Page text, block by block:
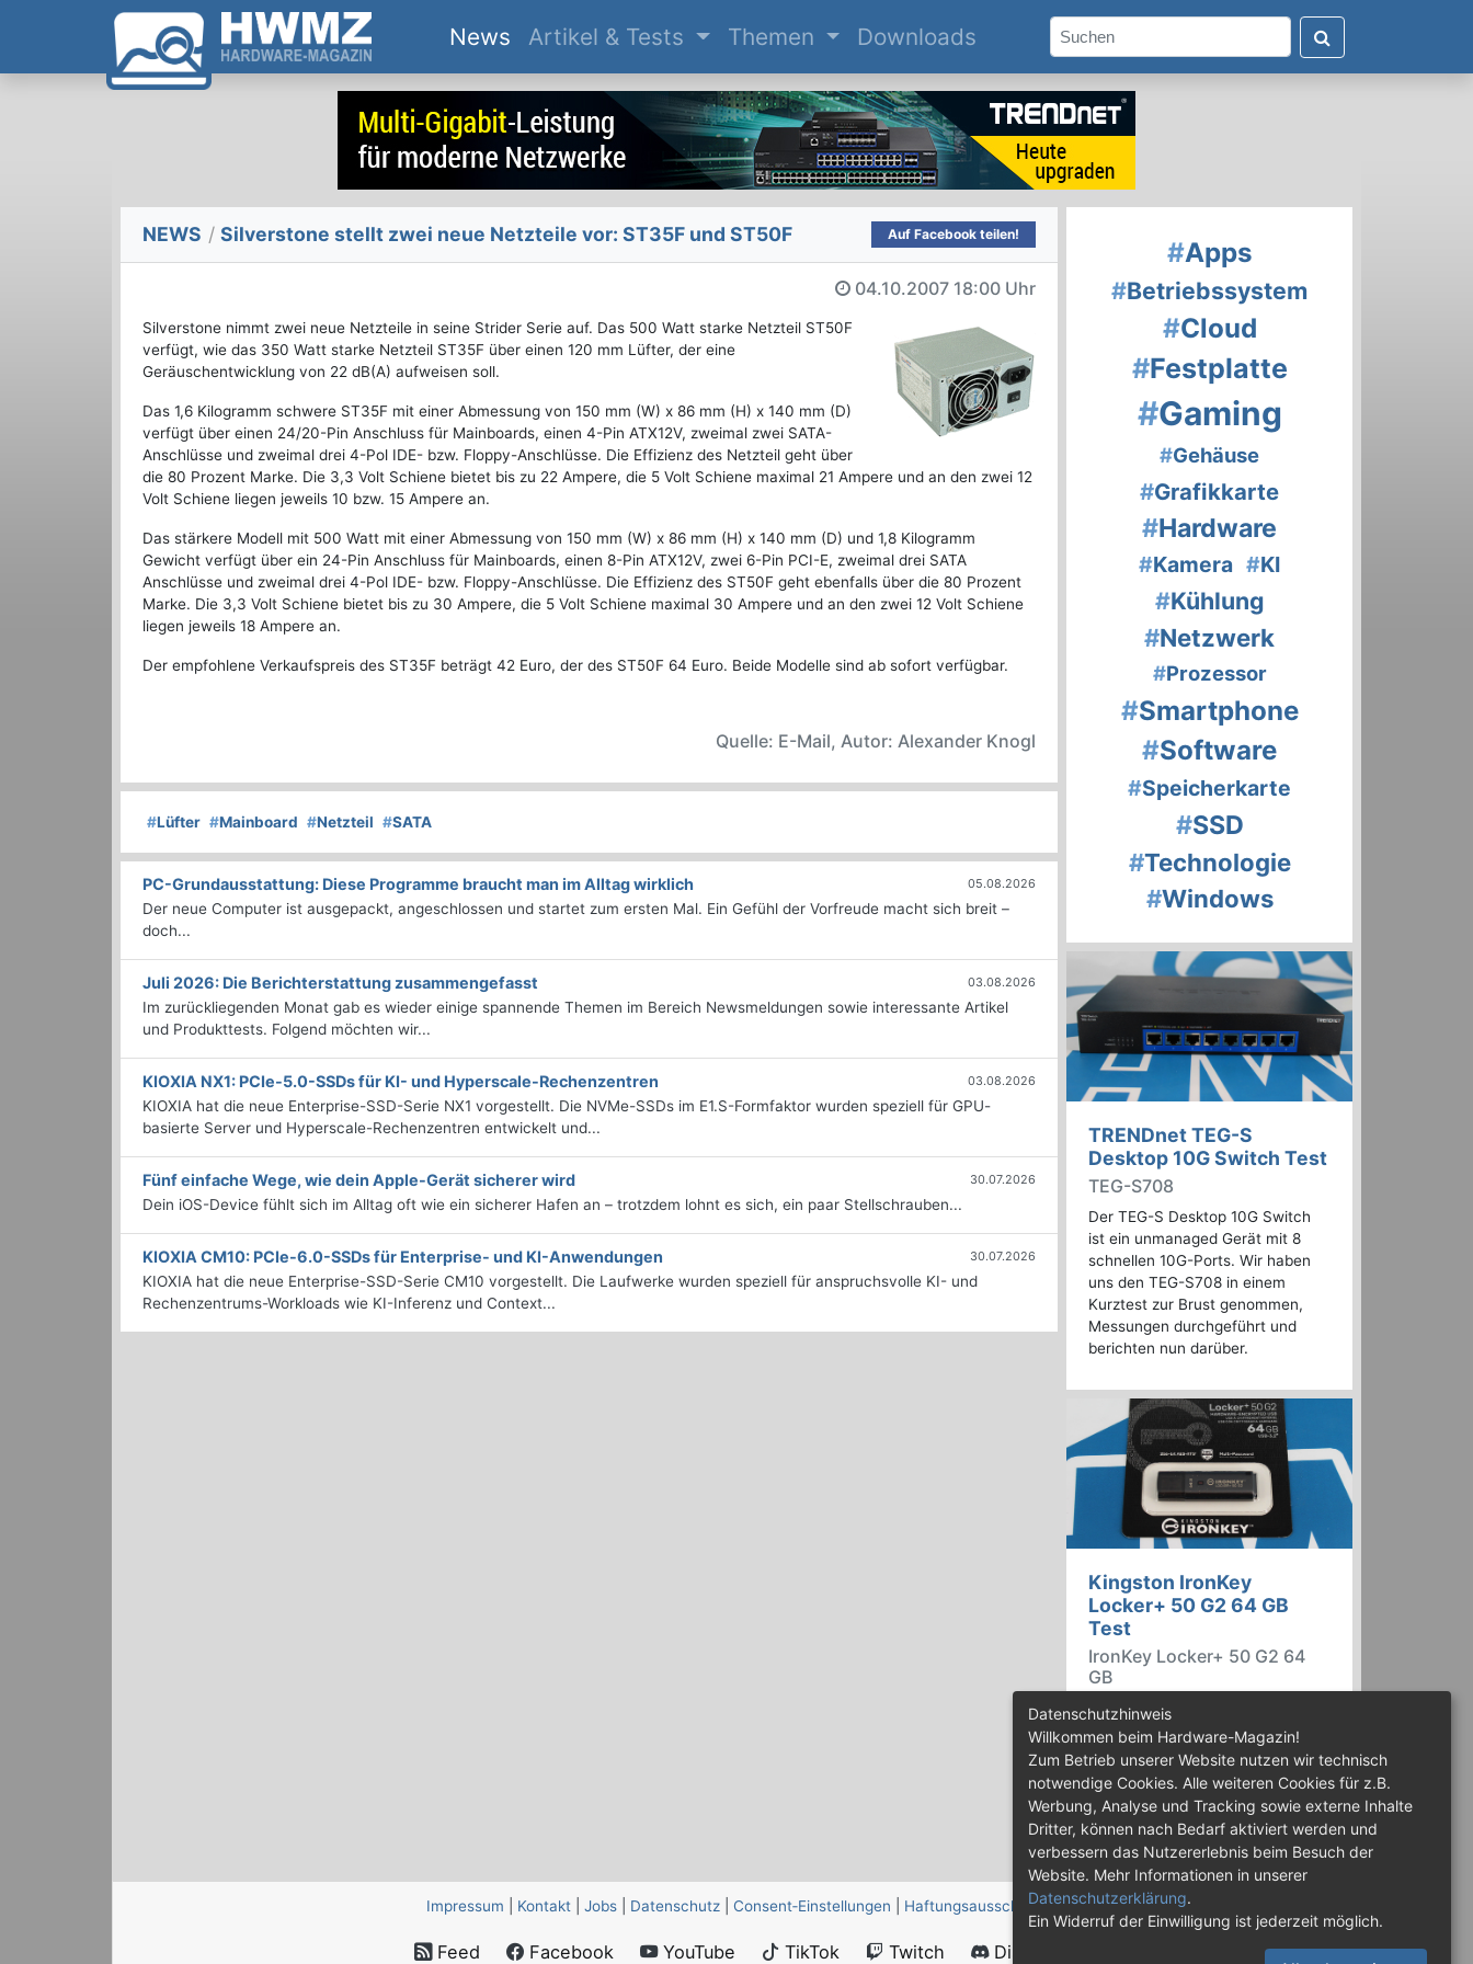
News(current)
Artikel & Tests Themen Downloads
NEWS / Silverstone stellt zwei neue Netzteile vor: ST35F und ST50F Auf Facebook teilen!
04.10.2007 18:00 Uhr
Silverstone nimmt zwei neue Netzteile in seine Strider Serie auf. Das 500 Watt starke Netzteil ST50F
verfügt, wie das 350 Watt starke Netzteil ST35F über einen 120 mm Lüfter, der eine
Geräuschentwicklung von 22 dB(A) aufweisen soll.
Das 1,6 Kilogramm schwere ST35F mit einer Abmessung von 150 mm (W) x 86 mm (H) x 140 mm (D)
verfügt über einen 24/20-Pin Anschluss für Mainboards, einen 4-Pin ATX12V, zweimal zwei SATA-
Anschlüsse und zweimal drei 4-Pol IDE- bzw. Floppy-Anschlüsse. Die Effizienz des Netzteil geht über
die 80 Prozent Marke. Die 3,3 Volt Schiene bietet bis zu 22 Ampere, die 5 Volt Schiene maximal 21 Ampere und an den zwei 12
Volt Schiene liegen jeweils 10 bzw. 15 Ampere an.
Das stärkere Modell mit 500 Watt mit einer Abmessung von 150 mm (W) x 86 mm (H) x 140 mm (D) und 1,8 Kilogramm
Gewicht verfügt über ein 24-Pin Anschluss für Mainboards, einen 8-Pin ATX12V, zwei 6-Pin PCI-E, zweimal drei SATA
Anschlüsse und zweimal drei 4-Pol IDE- bzw. Floppy-Anschlüsse. Die Effizienz des ST50F geht ebenfalls über die 80 Prozent
Marke. Die 3,3 Volt Schiene bietet bis zu 30 Ampere, die 5 Volt Schiene maximal 30 Ampere und an den zwei 12 Volt Schiene
liegen jeweils 18 Ampere an.
Der empfohlene Verkaufspreis des ST35F beträgt 42 Euro, der des ST50F 64 Euro. Beide Modelle sind ab sofort verfügbar.
Quelle: E-Mail, Autor: Alexander Knogl
#Lüfter #Mainboard #Netzteil #SATA
PC-Grundausstattung: Diese Programme braucht man im Alltag wirklich 05.08.2026
Der neue Computer ist ausgepackt, angeschlossen und startet zum ersten Mal. Ein Gefühl der Vorfreude macht sich breit –
doch...
Juli 2026: Die Bericht­erstattung zusammengefasst 03.08.2026
Im zurückliegenden Monat gab es wieder einige spannende Themen im Bereich Newsmeldungen sowie interessante Artikel
und Produkttests. Folgend möchten wir...
KIOXIA NX1: PCIe-5.0-SSDs für KI- und Hyperscale-Rechenzentren 03.08.2026
KIOXIA hat die neue Enterprise-SSD-Serie NX1 vorgestellt. Die NVMe-SSDs im E1.S-Formfaktor wurden speziell für GPU-
basierte Server und Hyperscale-Rechenzentren entwickelt und...
Fünf einfache Wege, wie dein Apple-Gerät sicherer wird 30.07.2026
Dein iOS-Device fühlt sich im Alltag oft wie ein sicherer Hafen an – trotzdem lohnt es sich, ein paar Stellschrauben...
KIOXIA CM10: PCIe-6.0-SSDs für Enterprise- und KI-Anwendungen 30.07.2026
KIOXIA hat die neue Enterprise-SSD-Serie CM10 vorgestellt. Die Laufwerke wurden speziell für anspruchsvolle KI- und
Rechenzentrums-Workloads wie KI-Inferenz und Context...
#Apps
#Betriebssystem
#Cloud
#Festplatte
#Gaming
#Gehäuse
#Grafikkarte
#Hardware
#Kamera #KI
#Kühlung
#Netzwerk
#Prozessor
#Smartphone
#Software
#Speicherkarte
#SSD
#Technologie
#Windows
TRENDnet TEG-S
Desktop 10G Switch Test
TEG-S708
Der TEG-S Desktop 10G Switch
ist ein unmanaged Gerät mit 8
schnellen 10G-Ports. Wir haben
uns den TEG-S708 in einem
Kurztest zur Brust genommen,
Messungen durchgeführt und
berichten nun darüber.
Kingston IronKey
Locker+ 50 G2 64 GB
Test
IronKey Locker+ 50 G2 64
GB
Der IronKey Locker+ 50 G2 von
Kingston ist ein USB-
Flashspeicher mit 256 Bit starker
AES-HW-Verschlüsselung im XTS-
Modus. Wir haben das 64-GB-
Modell im Praxistest genauer
begutachtet.
Impressum Kontakt Jobs Datenschutz Consent‑Einstellungen Haftungsausschluss
Feed Facebook YouTube TikTok Twitch Discord
Datenschutzhinweis
Willkommen beim Hardware-Magazin!
Zum Betrieb unserer Website nutzen wir technisch
notwendige Cookies. Alle weiteren Cookies für z.B.
Werbung, Analyse und Tracking sowie externe Inhalte
Dritter, können nach Bedarf aktiviert werden und
verbessern das Nutzererlebnis beim Besuch der
Website. Mehr Informationen in unserer
Datenschutzerklärung.
Ein Widerruf der Einwilligung ist jederzeit möglich.